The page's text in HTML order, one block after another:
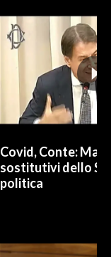
Covid, Conte: Mai
sostitutivi dello
politica